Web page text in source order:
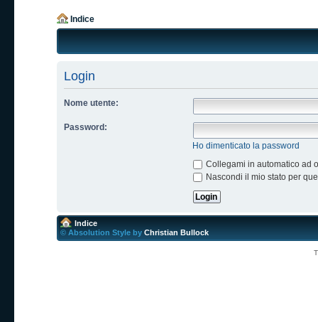
Indice
Login
Nome utente:
Password:
Ho dimenticato la password
Collegami in automatico ad
Nascondi il mio stato per
Indice
© Absolution Style by Christian Bullock